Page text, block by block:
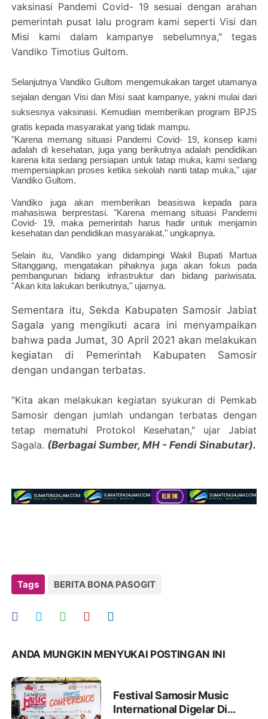
vaksinasi Pandemi Covid- 19 sesuai dengan arahan
pemerintah pusat lalu program kami seperti Visi dan
Misi kami dalam kampanye sebelumnya," tegas
Vandiko Timotius Gultom.
Selanjutnya Vandiko Gultom mengemukakan target utamanya
sejalan dengan Visi dan Misi saat kampanye, yakni mulai dari
suksesnya vaksinasi. Kemudian memberikan program BPJS
gratis kepada masyarakat yang tidak mampu.
"Karena memang situasi Pandemi Covid- 19, konsep kami
adalah di kesehatan, juga yang berikutnya adalah pendidikan
karena kita sedang persiapan untuk tatap muka, kami sedang
mempersiapkan proses ketika sekolah nanti tatap muka," ujar
Vandiko Gultom.
Vandiko juga akan memberikan beasiswa kepada para
mahasiswa berprestasi. "Karena memang situasi Pandemi
Covid- 19, maka pemerintah harus hadir untuk menjamin
kesehatan dan pendidikan masyarakat," ungkapnya.
Selain itu, Vandiko yang didampingi Wakil Bupati Martua
Sitanggang, mengatakan pihaknya juga akan fokus pada
pembangunan bidang infrastruktur dan bidang pariwisata.
"Akan kita lakukan berikutnya," ujarnya.
Sementara itu, Sekda Kabupaten Samosir Jabiat
Sagala yang mengikuti acara ini menyampaikan
bahwa pada Jumat, 30 April 2021 akan melakukan
kegiatan di Pemerintah Kabupaten Samosir
dengan undangan terbatas.
"Kita akan melakukan kegiatan syukuran di Pemkab
Samosir dengan jumlah undangan terbatas dengan
tetap mematuhi Protokol Kesehatan," ujar Jabiat
Sagala. (Berbagai Sumber, MH - Fendi Sinabutar).
Tags BERITA BONA PASOGIT
ANDA MUNGKIN MENYUKAI POSTINGAN INI
Festival Samosir Music
International Digelar Di